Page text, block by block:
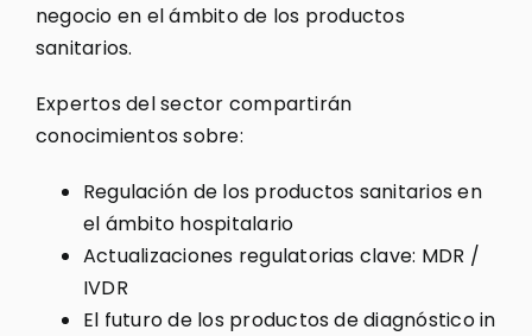
negocio en el ámbito de los productos
sanitarios.
Expertos del sector compartirán
conocimientos sobre:
Regulación de los productos sanitarios en
el ámbito hospitalario
Actualizaciones regulatorias clave: MDR /
IVDR
El futuro de los productos de diagnóstico in